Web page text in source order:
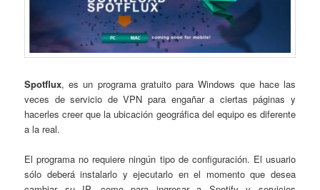
Spotflux, es un programa gratuito para Windows que hace las
veces de servicio de VPN para engañar a ciertas páginas y
hacerles creer que la ubicación geográfica del equipo es diferente
a la real.
El programa no requiere ningún tipo de configuración. El usuario
sólo deberá instalarlo y ejecutarlo en el momento que desea